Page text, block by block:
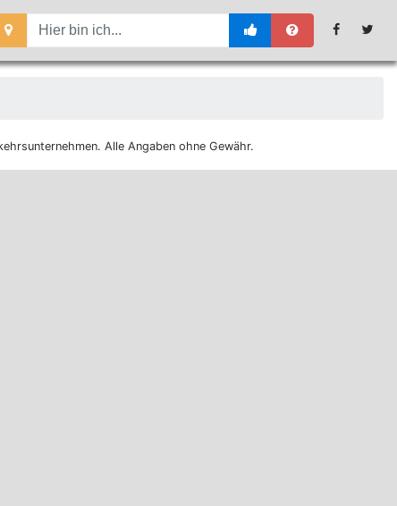
Alle Angaben ohne Gewähr.